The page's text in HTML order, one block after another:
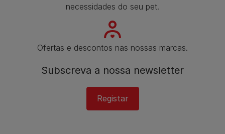
necessidades do seu pet.
Ofertas e descontos nas nossas marcas.
Subscreva a nossa newsletter​
Registar